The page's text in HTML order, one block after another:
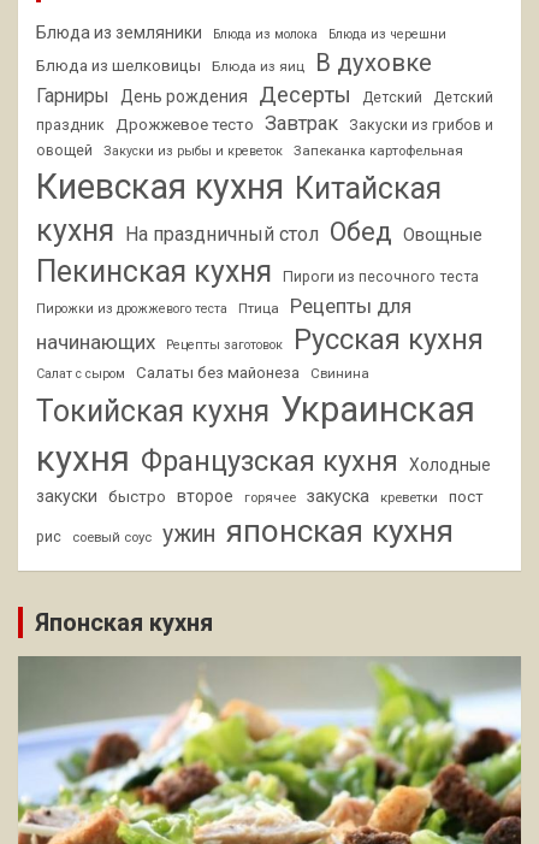
Блюда из земляники Блюда из молока Блюда из черешни
Блюда из шелковицы Блюда из яиц В духовке
Гарниры День рождения Десерты Детский
Детский
праздник
Дрожжевое тесто Завтрак
Закуски из грибов и
овощей
Закуски из рыбы и креветок Запеканка картофельная
Киевская кухня Китайская
кухня На праздничный стол Обед Овощные
Пекинская кухня Пироги из песочного теста
Пирожки из дрожжевого теста Птица
Рецепты для
начинающих
Рецепты заготовок Русская кухня
Салат с сыром Салаты без майонеза Свинина
Токийская кухня Украинская
кухня Французская кухня
Холодные
закуски
быстро второе горячее закуска креветки пост
рис соевый соус ужин японская кухня
Японская кухня